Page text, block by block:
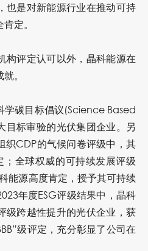
也是对新能源行业在推动可持
定。
构评定认可以外，晶科能源在
。
学碳目标倡议(Science Based
目标审验的光伏集团企业。另
织CDP的气候问卷评级中，其
；全球权威的可持续发展评级
能源高度肯定，授予其可持续
年度ESG评级结果中，晶科
级跨越性提升的光伏企业，获
级评定，充分彰显了公司在